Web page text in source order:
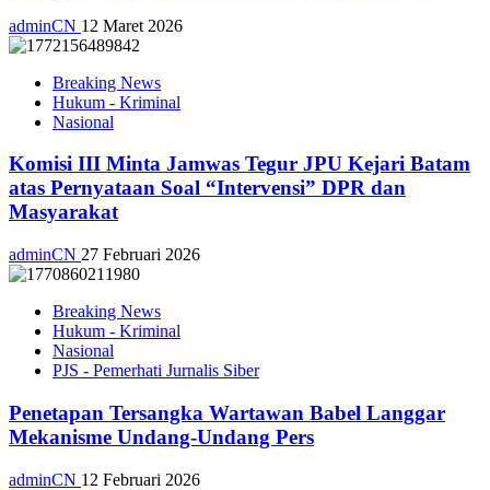
adminCN 12 Maret 2026
Breaking News
Hukum - Kriminal
Nasional
Komisi III Minta Jamwas Tegur JPU Kejari Batam
atas Pernyataan Soal “Intervensi” DPR dan
Masyarakat
adminCN 27 Februari 2026
Breaking News
Hukum - Kriminal
Nasional
PJS - Pemerhati Jurnalis Siber
Penetapan Tersangka Wartawan Babel Langgar
Mekanisme Undang-Undang Pers
adminCN 12 Februari 2026